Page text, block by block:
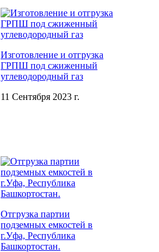
Изготовление и отгрузка
ГРПШ под сжиженный
углеводородный газ
11 Сентября 2023 г.
Отгрузка партии
подземных емкостей в
г.Уфа, Республика
Башкортостан.